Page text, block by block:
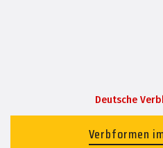
Deutsche
Verbformen